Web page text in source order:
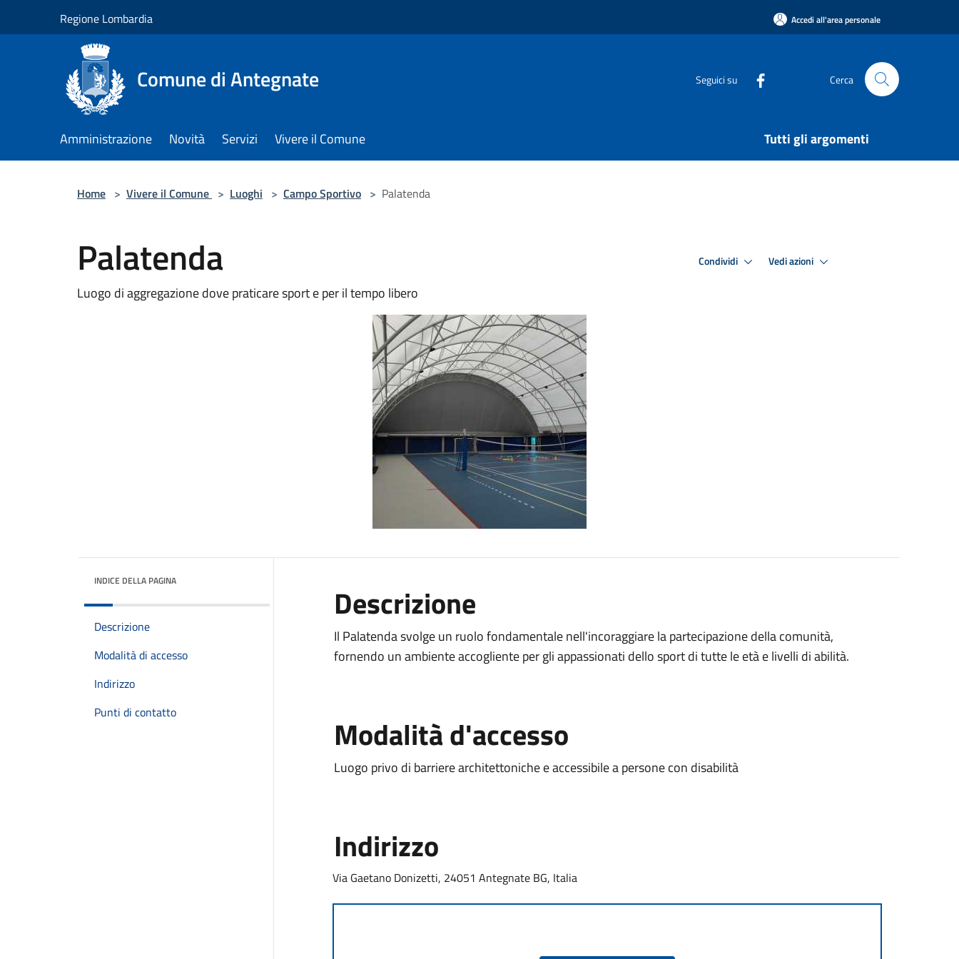
Regione Lombardia Accedi all'area personale
Comune di Antegnate Seguici su Cerca
Amministrazione Novità Servizi Vivere il Comune Tutti gli argomenti
Home > Vivere il Comune > Luoghi > Campo Sportivo > Palatenda
Palatenda
Luogo di aggregazione dove praticare sport e per il tempo libero
Condividi Vedi azioni
INDICE DELLA PAGINA
Descrizione
Modalità di accesso
Indirizzo
Punti di contatto
Descrizione
Il Palatenda svolge un ruolo fondamentale nell'incoraggiare la partecipazione della comunità,
fornendo un ambiente accogliente per gli appassionati dello sport di tutte le età e livelli di abilità.
Modalità d'accesso
Luogo privo di barriere architettoniche e accessibile a persone con disabilità
Indirizzo
Via Gaetano Donizetti, 24051 Antegnate BG, Italia